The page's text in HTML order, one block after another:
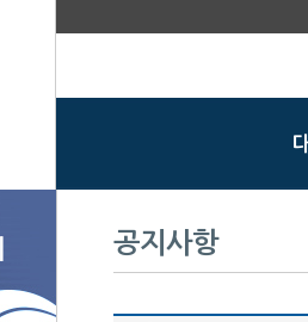
공지사항